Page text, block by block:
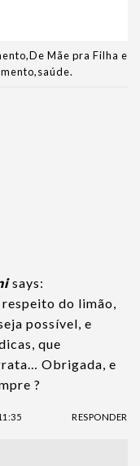
,De Mãe pra Filha e
,saúde.
says:
do limão,
possível, e
que
Obrigada, e
?
RESPONDER